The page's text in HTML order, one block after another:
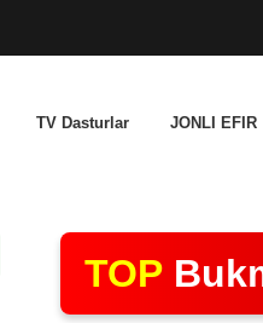
TV Dasturlar JONLI EFIR
TOP